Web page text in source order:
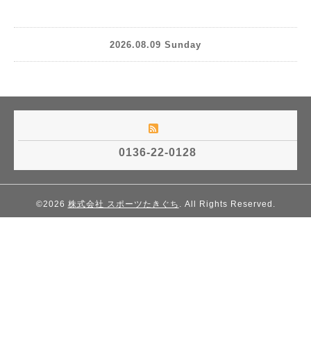
2026.08.09 Sunday
0136-22-0128
©2026 株式会社 スポーツたきぐち . All Rights Reserved.